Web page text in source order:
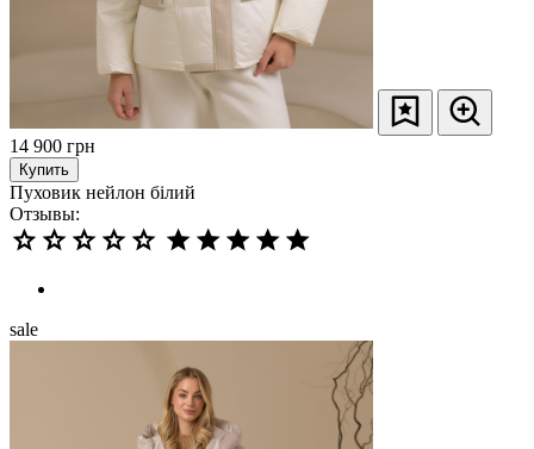
14 900 грн
Купить
Пуховик нейлон білий
Отзывы:
sale